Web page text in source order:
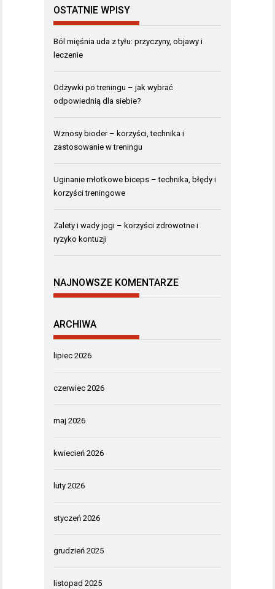
OSTATNIE WPISY
Ból mięśnia uda z tyłu: przyczyny, objawy i
leczenie
Odżywki po treningu – jak wybrać
odpowiednią dla siebie?
Wznosy bioder – korzyści, technika i
zastosowanie w treningu
Uginanie młotkowe biceps – technika, błędy i
korzyści treningowe
Zalety i wady jogi – korzyści zdrowotne i
ryzyko kontuzji
NAJNOWSZE KOMENTARZE
ARCHIWA
lipiec 2026
czerwiec 2026
maj 2026
kwiecień 2026
luty 2026
styczeń 2026
grudzień 2025
listopad 2025